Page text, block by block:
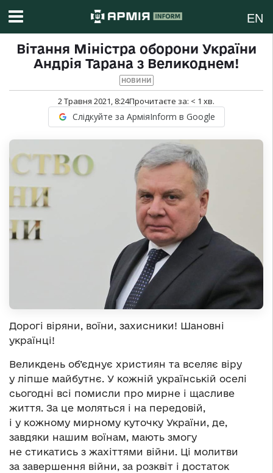
EN
Вітання Міністра оборони України
Андрія Тарана з Великоднем!
НОВИНИ
2 Травня 2021, 8:24Прочитаєте за: < 1 хв.
Слідкуйте за АрміяInform в Google
Дорогі віряни, воїни, захисники! Шановні
українці!
Великдень об’єднує християн та вселяє віру
у ліпше майбутнє. У кожній українській оселі
сьогодні всі помисли про мирне і щасливе
життя. За це моляться і на передовій,
і у кожному мирному куточку України, де,
завдяки нашим воїнам, мають змогу
не стикатись з жахіттями війни. Ці молитви
за завершення війни, за розквіт і достаток